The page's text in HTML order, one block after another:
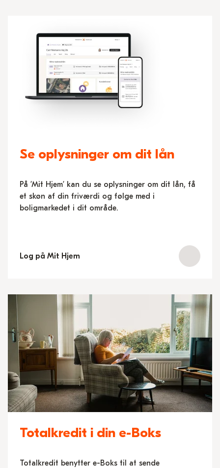
Se oplysninger om dit lån
På ’Mit Hjem’ kan du se oplysninger om dit lån, få
et skøn af din friværdi og følge med i
boligmarkedet i dit område.
Log på Mit Hjem
Totalkredit i din e-Boks
Totalkredit benytter e-Boks til at sende